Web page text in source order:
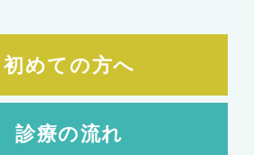
初めての方へ
診療の流れ